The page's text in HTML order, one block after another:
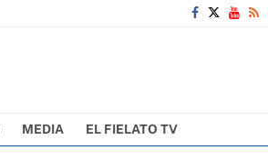
MEDIA EL FIELATO TV